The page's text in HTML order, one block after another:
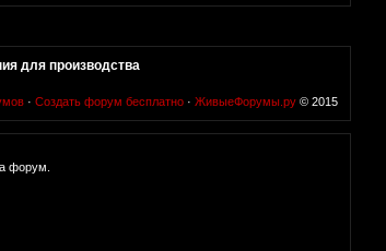
для производства
· Создать форум бесплатно · ЖивыеФорумы.ру © 2015
форум.